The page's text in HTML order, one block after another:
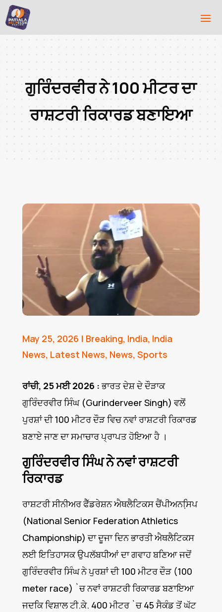
ਗੁਰਿੰਦਰਵੀਰ ਨੇ 100 ਮੀਟਰ ਦਾ
ਰਾਸ਼ਟਰੀ ਰਿਕਾਰਡ ਬਣਾਇਆ
May 25, 2026 | Breaking, India, India
News, Latest News, News, Sports
ਰਾਂਚੀ, 25 ਮਈ 2026 :ਭਾਰਤ ਦੇਸ਼ ਦੇ ਦੌੜਾਕ
ਗੁਰਿੰਦਰਵੀਰ ਸਿੰਘ (Gurinderveer Singh) ਵਲੋਂ
ਪੁਰਸ਼ਾਂ ਦੀ 100 ਮੀਟਰ ਦੌੜ ਵਿਚ ਨਵਾਂ ਰਾਸ਼ਟਰੀ ਰਿਕਾਰਡ
ਬਣਾਏ ਜਾਣ ਦਾ ਸਮਾਚਾਰ ਪ੍ਰਾਪਤ ਹੋਇਆ ਹੈ ।
ਗੁਰਿੰਦਰਵੀਰ ਸਿੰਘ ਨੇ ਨਵਾਂ ਰਾਸ਼ਟਰੀ
ਰਿਕਾਰਡ
ਰਾਸ਼ਟਰੀ ਸੀਨੀਅਰ ਫੈੱਡਰੇਸ਼ਨ ਐਥਲੈਟਿਕਸ ਚੈਂਪੀਅਨਸਿ਼ਪ
(National Senior Federation Athletics
Championship) ਦਾ ਦੂਜਾ ਦਿਨ ਭਾਰਤੀ ਐਥਲੈਟਿਕਸ
ਲਈ ਇਤਿਹਾਸਕ ਉਪਲੱਬਧੀਆਂ ਦਾ ਗਵਾਹ ਬਣਿਆ ਜਦੋਂ
ਗੁਰਿੰਦਰਵੀਰ ਸਿੰਘ ਨੇ ਪੁਰਸ਼ਾਂ ਦੀ 100 ਮੀਟਰ ਦੌੜ (100
meter race) `ਚ ਨਵਾਂ ਰਾਸ਼ਟਰੀ ਰਿਕਾਰਡ ਬਣਾਇਆ
ਜਦਕਿ ਵਿਸ਼ਾਲ ਟੀ.ਕੇ. 400 ਮੀਟਰ `ਚ 45 ਸੈਕੰਡ ਤੋਂ ਘੱਟ